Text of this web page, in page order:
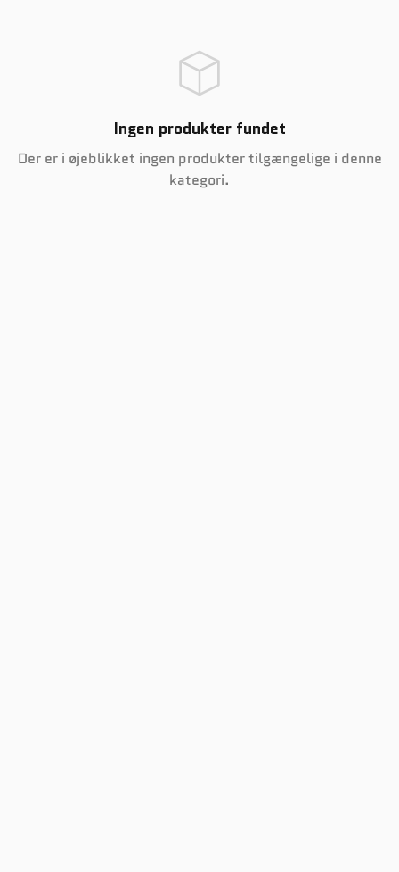
Ingen produkter fundet
Der er i øjeblikket ingen produkter tilgængelige i denne
kategori.